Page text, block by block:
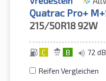
Quatrac Pro+
215/50R18 92W
C B 72 dB
Reifen Vergleichen